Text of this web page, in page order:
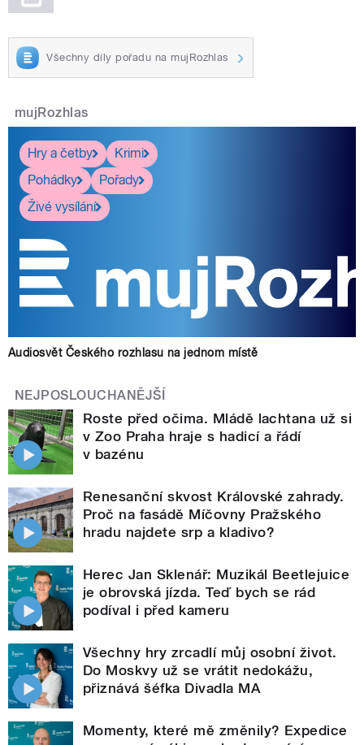
Všechny díly pořadu na mujRozhlas
mujRozhlas
Hry a četby
Krimi
Pohádky
Pořady
Živé vysílání
Audiosvět Českého rozhlasu na jednom místě
NEJPOSLOUCHANĚJŠÍ
Roste před očima. Mládě lachtana už si
v Zoo Praha hraje s hadicí a řádí
v bazénu
Renesanční skvost Královské zahrady.
Proč na fasádě Míčovny Pražského
hradu najdete srp a kladivo?
Herec Jan Sklenář: Muzikál Beetlejuice
je obrovská jízda. Teď bych se rád
podíval i před kameru
Všechny hry zrcadlí můj osobní život.
Do Moskvy už se vrátit nedokážu,
přiznává šéfka Divadla MA
Momenty, které mě změnily? Expedice